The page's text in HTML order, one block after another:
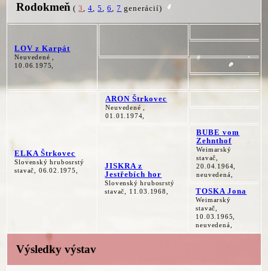
Rodokmeň (3,4,5,6,7 generácií)
LOV z Karpát
Neuvedené ,
10.06.1975,
ELKA Štrkovec
Slovenský hrubosrstý
stavač, 06.02.1975,
ARON Štrkovec
Neuvedené ,
01.01.1974,
JISKRA z
Jestřebích hor
Slovenský hrubosrstý
stavač, 11.03.1968,
BUBE vom
Zehnthof
Weimarský
stavač,
20.04.1964,
neuvedená,
TOSKA Jona
Weimarský
stavač,
10.03.1965,
neuvedená,
Výsledky výstav